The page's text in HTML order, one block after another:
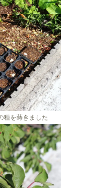
種を蒔きました